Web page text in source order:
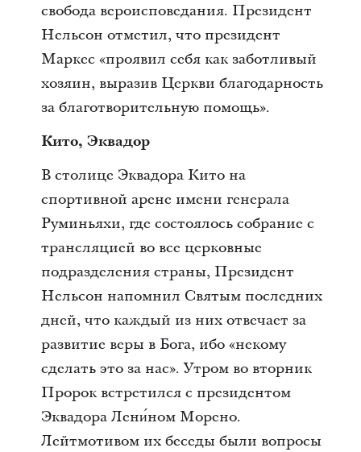
свобода вероисповедания. Президент
Нельсон отметил, что президент
Маркес «проявил себя как заботливый
хозяин, выразив Церкви благодарность
за благотворительную помощь».
Кито, Эквадор
В столице Эквадора Кито на
спортивной арене имени генерала
Руминьяхи, где состоялось собрание с
трансляцией во все церковные
подразделения страны, Президент
Нельсон напомнил Святым последних
дней, что каждый из них отвечает за
развитие веры в Бога, ибо «некому
сделать это за нас». Утром во вторник
Пророк встретился с президентом
Эквадора Лени́ном Морено.
Лейтмотивом их беседы были вопросы